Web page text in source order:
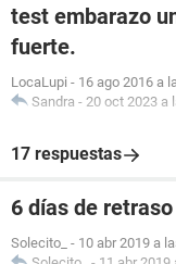
test embarazo
fuerte.
LocaLupi - 16 ago 2016 a
Sandra - 20 oct 2023 a
17 respuestas
6 días de
Solecito_ - 10 abr 2019 a